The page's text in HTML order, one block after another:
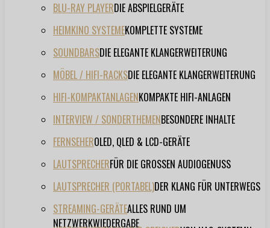
BLU-RAY PLAYERDIE ABSPIELGERÄTE
HEIMKINO SYSTEMEKOMPLETTE SYSTEME
SOUNDBARSDIE ELEGANTE KLANGERWEITERUNG
MÖBEL / HIFI-RACKSDIE ELEGANTE KLANGERWEITERUNG
HIFI-KOMPAKTANLAGENKOMPAKTE HIFI-ANLAGEN
INTERVIEW / SONDERTHEMENBESONDERE INHALTE
FERNSEHEROLED, QLED & LCD-GERÄTE
LAUTSPRECHERFÜR DIE GROSSEN AUDIOGENUSS
LAUTSPRECHER (PORTABEL)DER KLANG FÜR UNTERWEGS
STREAMING-GERÄTEALLES RUND UM
NETZWERKWIEDERGABE